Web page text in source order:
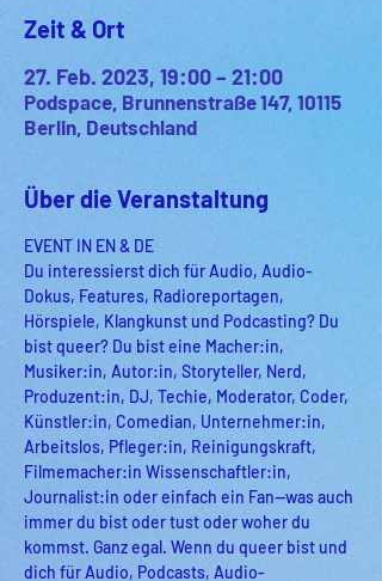
Zeit & Ort
27. Feb. 2023, 19:00 – 21:00
Podspace, Brunnenstraße 147, 10115
Berlin, Deutschland
Über die Veranstaltung
EVENT IN EN & DE
Du interessierst dich für Audio, Audio-
Dokus, Features, Radioreportagen,
Hörspiele, Klangkunst und Podcasting? Du
bist queer? Du bist eine Macher:in,
Musiker:in, Autor:in, Storyteller, Nerd,
Produzent:in, DJ, Techie, Moderator, Coder,
Künstler:in, Comedian, Unternehmer:in,
Arbeitslos, Pfleger:in, Reinigungskraft,
Filmemacher:in Wissenschaftler:in,
Journalist:in oder einfach ein Fan—was auch
immer du bist oder tust oder woher du
kommst. Ganz egal. Wenn du queer bist und
dich für Audio, Podcasts, Audio-